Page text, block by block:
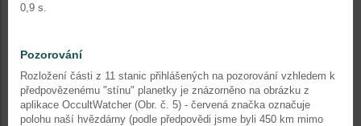
0,9 s.
Pozorování
Rozložení části z 11 stanic přihlášených na pozorování vzhledem k
předpovězenému "stínu" planetky je znázorněno na obrázku z
aplikace OccultWatcher (Obr. č. 5) - červená značka označuje
polohu naší hvězdárny (podle předpovědi jsme byli 450 km mimo